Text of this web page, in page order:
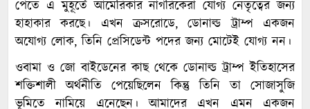
পেতে এ মুহূর্তে আমেরিকার নাগরিকেরা যোগ্য নেতৃত্বের জন্য
হাহাকার করছে। এখন ক্রসরোডে, ডোনাল্ড ট্রাম্প একজন
অযোগ্য লোক, তিনি প্রেসিডেন্ট পদের জন্য মোটেই যোগ্য নন।
ওবামা ও জো বাইডেনের কাছ থেকে ডোনাল্ড ট্রাম্প ইতিহাসের
শক্তিশালী অর্থনীতি পেয়েছিলেন কিন্তু তিনি তা সোজাসুজি
ভূমিতে নামিয়ে এনেছেন। আমাদের এখন এমন একজন